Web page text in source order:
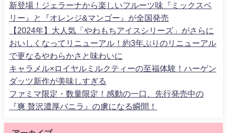
新登場！ジェラーナから楽しいフルーツ味『ミックスベ
リー』と『オレンジ&マンゴー』が全国発売
【2024年】大人気「やわもちアイスシリーズ」がさらに
おいしくなってリニューアル！約3年ぶりのリニューアル
で更なるやわらかさと味わいに
キャラメル×ロイヤルミルクティーの至福体験！ハーゲン
ダッツ新作が美味しすぎる
ファミマ限定・数量限定！感動の一口、先行発売中の
『爽 贅沢濃厚バニラ』の虜になる瞬間！